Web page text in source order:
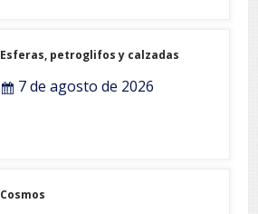
Esferas, petroglifos y calzadas
7 de agosto de 2026
Cosmos